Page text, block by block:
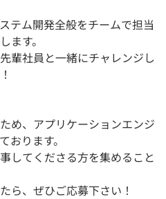
テム開発全般をチームで担当
ます。
輩社員と一緒にチャレンジし
め、アプリケーションエンジ
おります。
してくださる方を集めること
ら、ぜひご応募下さい！